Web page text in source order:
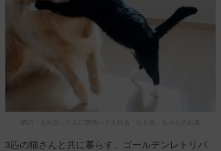
猫の「まめ吉」くんに突然ハグされる「れも吉」ちゃんのお姿
3匹の猫さんと共に暮らす、ゴールデンレトリバ